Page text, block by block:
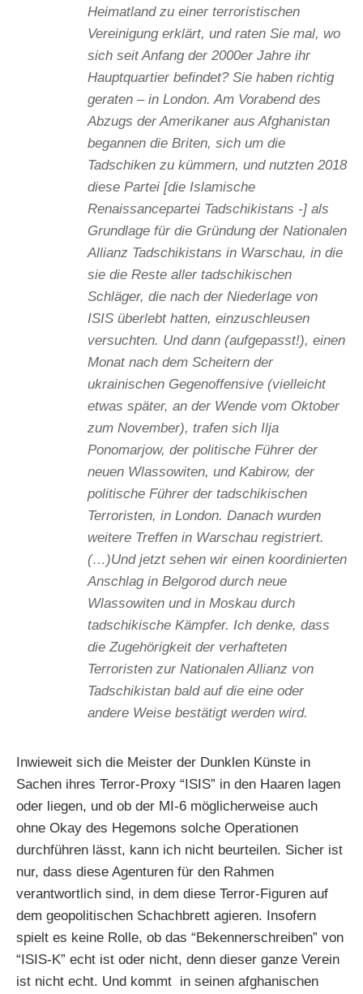
Heimatland zu einer terroristischen
Vereinigung erklärt, und raten Sie mal, wo
sich seit Anfang der 2000er Jahre ihr
Hauptquartier befindet? Sie haben richtig
geraten – in London. Am Vorabend des
Abzugs der Amerikaner aus Afghanistan
begannen die Briten, sich um die
Tadschiken zu kümmern, und nutzten 2018
diese Partei [die Islamische
Renaissancepartei Tadschikistans -] als
Grundlage für die Gründung der Nationalen
Allianz Tadschikistans in Warschau, in die
sie die Reste aller tadschikischen
Schläger, die nach der Niederlage von
ISIS überlebt hatten, einzuschleusen
versuchten. Und dann (aufgepasst!), einen
Monat nach dem Scheitern der
ukrainischen Gegenoffensive (vielleicht
etwas später, an der Wende vom Oktober
zum November), trafen sich Ilja
Ponomarjow, der politische Führer der
neuen Wlassowiten, und Kabirow, der
politische Führer der tadschikischen
Terroristen, in London. Danach wurden
weitere Treffen in Warschau registriert.
(…)Und jetzt sehen wir einen koordinierten
Anschlag in Belgorod durch neue
Wlassowiten und in Moskau durch
tadschikische Kämpfer. Ich denke, dass
die Zugehörigkeit der verhafteten
Terroristen zur Nationalen Allianz von
Tadschikistan bald auf die eine oder
andere Weise bestätigt werden wird.
Inwieweit sich die Meister der Dunklen Künste in
Sachen ihres Terror-Proxy “ISIS” in den Haaren lagen
oder liegen, und ob der MI-6 möglicherweise auch
ohne Okay des Hegemons solche Operationen
durchführen lässt, kann ich nicht beurteilen. Sicher ist
nur, dass diese Agenturen für den Rahmen
verantwortlich sind, in dem diese Terror-Figuren auf
dem geopolitischen Schachbrett agieren. Insofern
spielt es keine Rolle, ob das “Bekennerschreiben” von
“ISIS-K” echt ist oder nicht, denn dieser ganze Verein
ist nicht echt. Und kommt in seinen afghanischen